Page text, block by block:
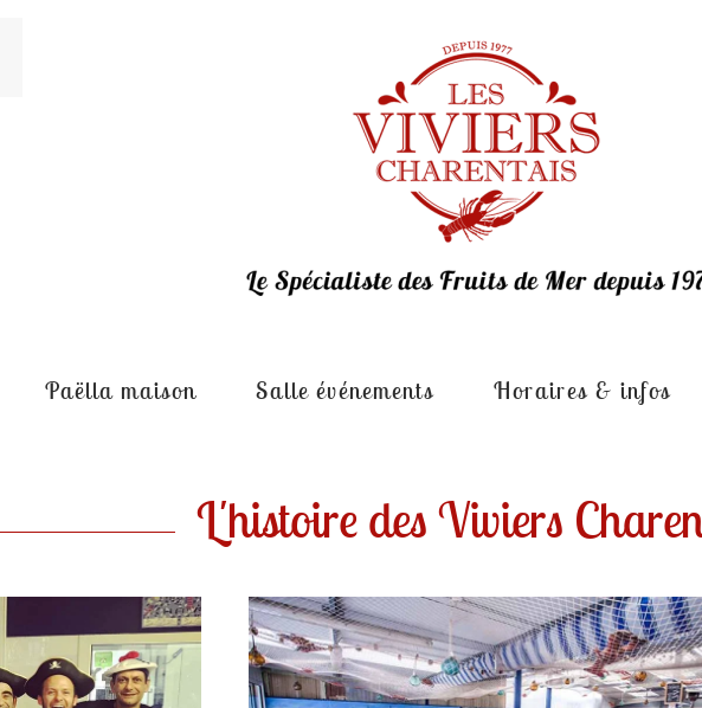
Paëlla maison Salle événements Horaires & infos
L'histoire des Viviers